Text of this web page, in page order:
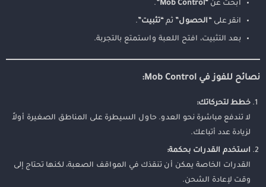
ابحث عن “Mob Control”
.
انقر على “الحصول” ثم “تثبيت” .
بعد التثبيت، افتح اللعبة واستمتع بالتجربة.
نصائح للفوز في Mob Control:
خطط لتحركاتك:
لا تندفع مباشرة نحو العدو. حاول السيطرة على المناطق الصغيرة أولاً
لزيادة عدد أتباعك.
استخدم القدرات بحكمة:
القدرات الخاصة يمكن أن تنقذك في المواقف الصعبة، لكنها تحتاج إلى
وقت لإعادة الشحن.